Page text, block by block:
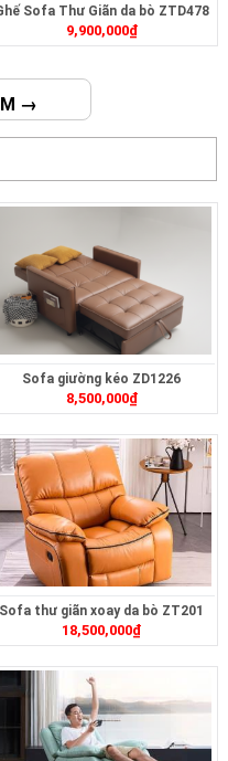
Sofa Thư Giãn da bò ZTD478
9,900,000₫
→
Sofa giường kéo ZD1226
8,500,000₫
Sofa thư giãn xoay da bò ZT201
18,500,000₫